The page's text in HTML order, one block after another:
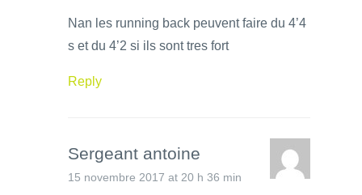
Nan les running back peuvent faire du 4’4
s et du 4’2 si ils sont tres fort
Reply
Sergeant antoine
15 novembre 2017 at 20 h 36 min